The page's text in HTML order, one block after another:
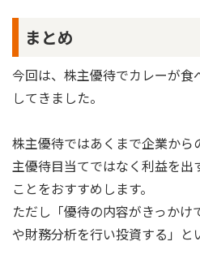
まとめ
今回は、株主優待でカレーが
してきました。
株主優待ではあくまで企業から
主優待目当てではなく利益を出
ことをおすすめします。
ただし「優待の内容がきっか
や財務分析を行い投資する」と